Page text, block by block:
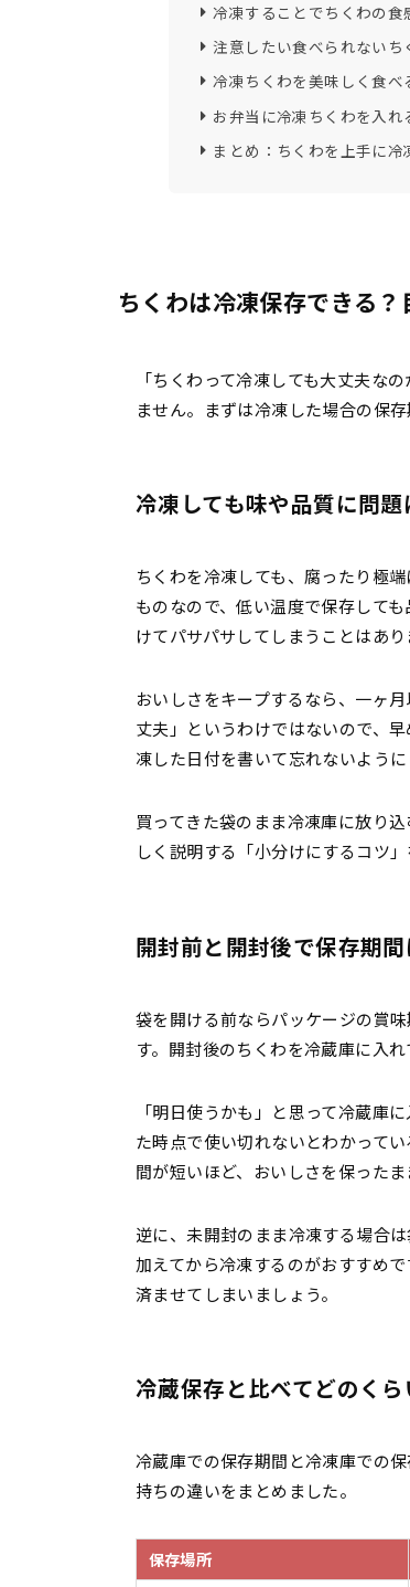
冷凍することでちくわの食
注意したい食べられないち
冷凍ちくわを美味しく食べ
お弁当に冷凍ちくわを入れ
まとめ：ちくわを上手に
ちくわは冷凍保存できる
「ちくわって冷凍しても大丈夫な
ません。まずは冷凍した場合の保
冷凍しても味や品質に問題
ちくわを冷凍しても、腐ったり極
ものなので、低い温度で保存して
けてパサパサしてしまうことはあり
おいしさをキープするなら、一ヶ
丈夫」というわけではないので、
凍した日付を書いて忘れないように
買ってきた袋のまま冷凍庫に放り
しく説明する「小分けにするコツ
開封前と開封後で保存期間
袋を開ける前ならパッケージの賞
す。開封後のちくわを冷蔵庫に入
「明日使うかも」と思って冷蔵庫
た時点で使い切れないとわかって
間が短いほど、おいしさを保ったま
逆に、未開封のまま冷凍する場合
加えてから冷凍するのがおすすめ
済ませてしまいましょう。
冷蔵保存と比べてどのくら
冷蔵庫での保存期間と冷凍庫での
持ちの違いをまとめました。
保存場所